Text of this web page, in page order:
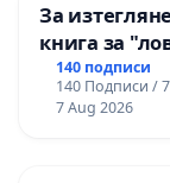
За
книга за
деца
140 подписи
140 Подписи /
7 Aug 2026